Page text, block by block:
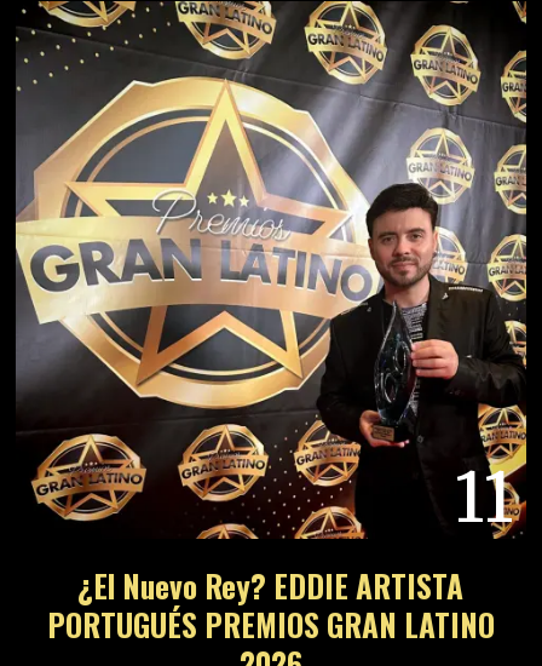
11
¿El Nuevo Rey? EDDIE ARTISTA
PORTUGUÉS PREMIOS GRAN LATINO